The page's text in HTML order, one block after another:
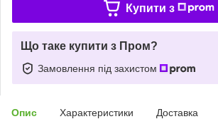
Купити з
Що таке купити з Пром?
Замовлення під захистом
Опис Характеристики Доставка